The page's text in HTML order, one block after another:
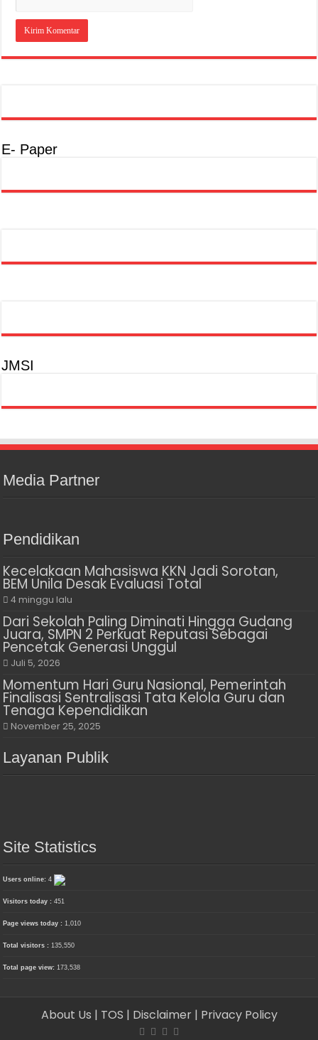
E- Paper
JMSI
Media Partner
Pendidikan
Kecelakaan Mahasiswa KKN Jadi Sorotan,
BEM Unila Desak Evaluasi Total
4 minggu lalu
Dari Sekolah Paling Diminati Hingga Gudang
Juara, SMPN 2 Perkuat Reputasi Sebagai
Pencetak Generasi Unggul
Juli 5, 2026
Momentum Hari Guru Nasional, Pemerintah
Finalisasi Sentralisasi Tata Kelola Guru dan
Tenaga Kependidikan
November 25, 2025
Layanan Publik
Site Statistics
Users online:4
Visitors today :451
Page views today :1,010
Total visitors :135,550
Total page view:173,538
About Us | TOS | Disclaimer | Privacy Policy